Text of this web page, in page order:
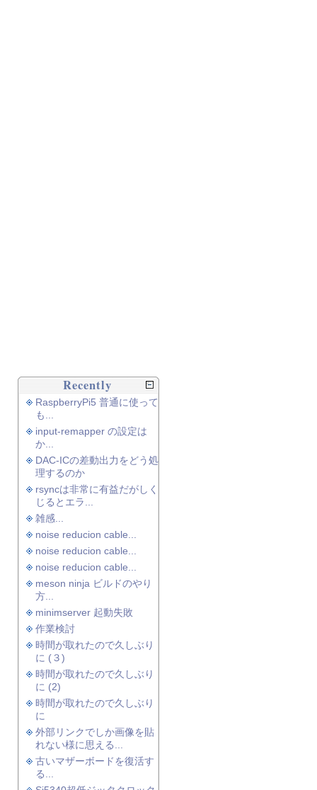
Recently
RaspberryPi5 普通に使って
も...
input-remapper の設定は
か...
DAC-ICの差動出力をどう処
理するのか
rsyncは非常に有益だがしく
じるとエラ...
雑感...
noise reducion cable...
noise reducion cable...
noise reducion cable...
meson ninja ビルドのやり
方...
minimserver 起動失敗
作業検討
時間が取れたので久しぶり
に (３)
時間が取れたので久しぶり
に (2)
時間が取れたので久しぶり
に
外部リンクでしか画像を貼
れない様に思える...
古いマザーボードを復活す
る...